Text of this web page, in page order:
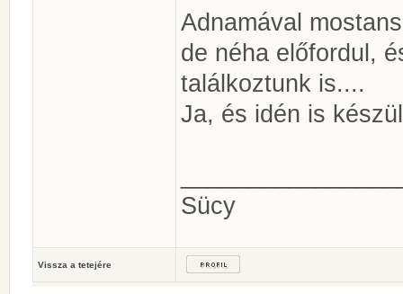
Adnamával
de néha előfordul,
találkoztunk is....
Ja, és idén is
Sücy
Vissza a tetejére